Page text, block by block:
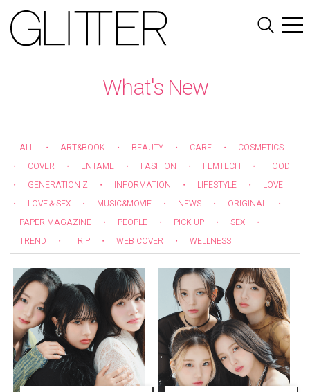
What's New
ALL ・ ART&BOOK ・ BEAUTY ・ CARE ・
COSMETICS
・
COVER ・ ENTAME ・ FASHION ・ FEMTECH ・
FOOD
・
GENERATION Z ・ INFORMATION ・ LIFESTYLE ・
LOVE
・
LOVE＆SEX ・ MUSIC&MOVIE ・ NEWS ・ ORIGINAL
・
PAPER MAGAZINE
・ PEOPLE ・ PICK UP ・ SEX
・
TREND
・ TRIP ・ WEB COVER ・ WELLNESS